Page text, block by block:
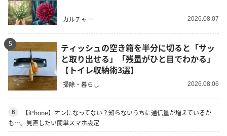
カルチャー 2026.08.07
5
ティッシュの空き箱を半分に切ると「サッ
と取り出せる」「残量がひと目でわかる」
【トイレ収納術3選】
掃除・暮らし 2026.08.06
6
【iPhone】オンになってない？知らないうちに通信量が増えているか
も…。見直したい簡単スマホ設定